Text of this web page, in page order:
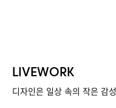
LIVEWORK
디자인은 일상 속의 작은 감성